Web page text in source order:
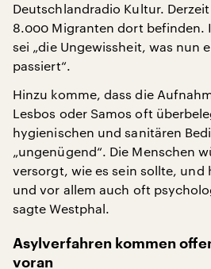
Deutschlandradio Kultur.
8.000 Migranten dort befinden.
sei „die Ungewissheit, was nun
passiert“.
Hinzu komme, dass die
Lesbos oder Samos oft
hygienischen und sanitären
„ungenügend“. Die Menschen
versorgt, wie es sein sollte, und
und vor allem auch oft
sagte Westphal.
Asylverfahren kommen
voran